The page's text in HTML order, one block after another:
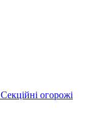
Секційні огорожі